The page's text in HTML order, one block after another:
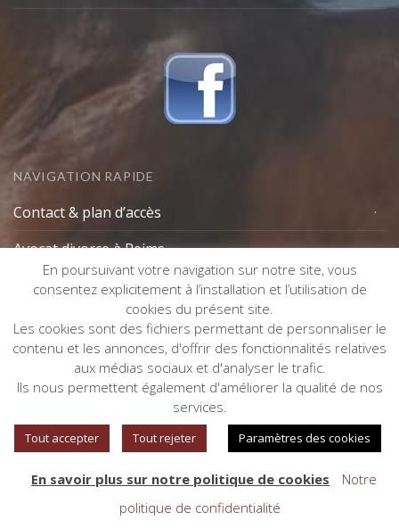
NAVIGATION RAPIDE
Contact & plan d’accès
Avocat divorce à Reims
Lexique avocat
Mentions légales
Gestion des cookies
Copyright CAROLE EVRARD AVOCAT©- Création de site
Impaakt- Référencement :VSE1P
En poursuivant votre navigation sur notre site, vous
consentez explicitement à l’installation et l’utilisation de
cookies du présent site.
Les cookies sont des fichiers permettant de personnaliser le
contenu et les annonces, d'offrir des fonctionnalités relatives
aux médias sociaux et d'analyser le trafic.
Ils nous permettent également d'améliorer la qualité de nos
services.
Tout accepter Tout rejeter Paramètres des cookies
En savoir plus sur notre politique de cookies
Notre
politique de confidentialité